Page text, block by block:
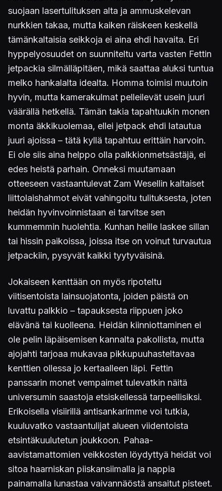
suojaan lasertulituksen alta ja ammuskelevan
nurkkien takaa, mutta kaiken räiskeen keskellä
tämänkaltaisia seikkoja ei aina ehdi havaita. Eri
hyppelyosuudet on suunniteltu varta vasten Fettin
jetpackia silmälläpitäen, mikä saattaa aluksi tuntua
melko hankalalta idealta. Homma toimisi muutoin
hyvin, mutta kamerakulmat pelleilevät usein juuri
väärällä hetkellä. Tämän takia tapahtuukin monen
monta äkkikuolemaa, ellei jetpack ehdi latautua
juuri ajoissa – tätä kyllä tapahtuu erittäin harvoin.
Ei ole siis aina helppo olla palkkionmetsästäjä, ei
edes heistä parhain. Onneksi muutamaan
otteeseen vastaantulevat Zam Wesellin kaltaiset
liittolaishahmot eivät vahingoitu tulituksesta, joten
heidän hyvinvoinnistaan ei tarvitse sen
kummemmin huolehtia. Kunhan heille laskee sillan
tai hissin paikoissa, joissa itse on voinut turvautua
jetpackiin, pysyvät kaikki tyytyväisinä.
Jokaiseen kenttään on myös ripoteltu
viitisentoista lainsuojatonta, joiden päistä on
luvattu palkkio – tapauksesta riippuen joko
elävänä tai kuolleena. Heidän kiinniottaminen ei
ole pelin läpäisemisen kannalta pakollista, mutta
ajojahti tarjoaa mukavaa pikkupuuhasteltavaa
kenttien ollessa jo kertaalleen läpi. Fettin
panssarin monet vempaimet tulevatkin näitä
universumin saastoja etsiskellessä tarpeellisiksi.
Erikoisella visiirillä antisankarimme voi tutkia,
kuuluvatko vastaantulijat alueen viidentoista
etsintäkuulutetun joukkoon. Pahaa-
aavistamattomien veikkosten löydyttyä heidät voi
sitoa haarniskan piiskansiimalla ja nappia
painamalla lunastaa vaivannäöstä ansaitut pisteet.